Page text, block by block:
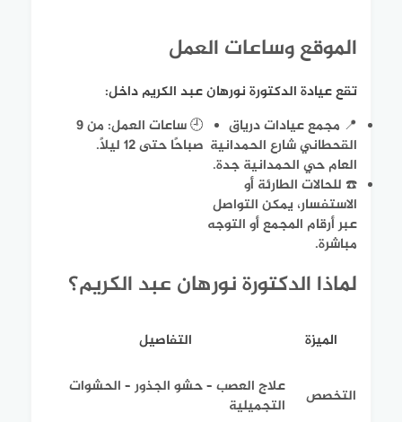
الموقع وساعات العمل
تقع عيادة الدكتورة نورهان عبد الكريم داخل:
📍 مجمع عيادات درياق
القحطاني شارع الحمدانية
العام حي الحمدانية جدة.
🕘 ساعات العمل: من 9
صباحًا حتى 12 ليلًا.
☎️ للحالات الطارئة أو
الاستفسار، يمكن التواصل
عبر أرقام المجمع أو التوجه
مباشرة.
لماذا الدكتورة نورهان عبد الكريم؟
الميزة التفاصيل
التخصص
علاج العصب – حشو الجذور – الحشوات
التجميلية